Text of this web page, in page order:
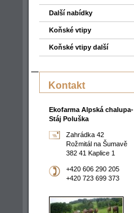
Další nabídky
Koňské vtipy
Koňské vtipy další
Kontakt
Ekofarma Alpská chalupa-
Stáj Poluška
Zahrádka 42
Rožmitál na Šumavě
382 41 Kaplice 1
+420 606 290 205
+420 723 699 373